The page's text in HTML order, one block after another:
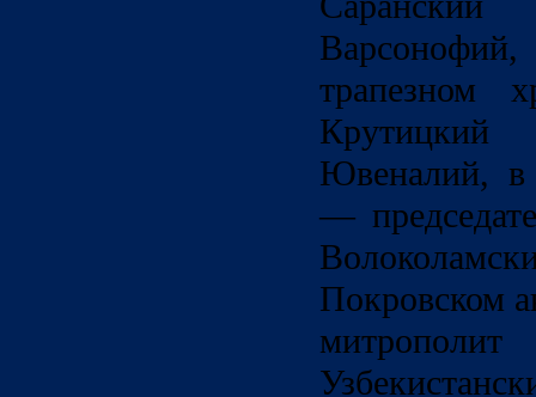
трапезном
Ювеналий, в
—
Покровском